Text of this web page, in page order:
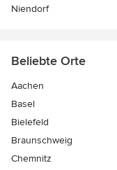
Niendorf
Beliebte Orte
Aachen
Basel
Bielefeld
Braunschweig
Chemnitz